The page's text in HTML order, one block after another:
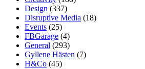
Design (337)
Disruptive Media (18)
Events (25)
FBGarage (4)
General (293)
Gyllene Hästen (7)
H&Co (45)